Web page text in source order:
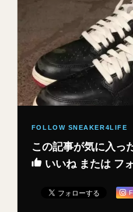
この記事が気に入っ
いいね または フ